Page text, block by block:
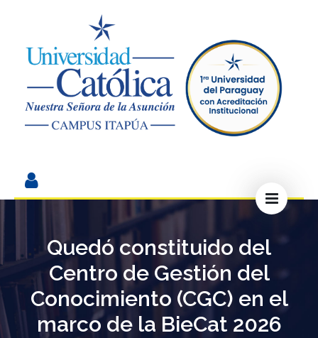
Quedó constituido del
Centro de Gestión del
Conocimiento (CGC) en el
marco de la BieCat 2026